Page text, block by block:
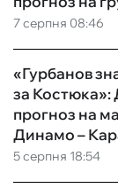
7 серпня 08:46
5 серпня 18:54
«Гурбанов
за Костюка»:
прогноз на
Динамо –